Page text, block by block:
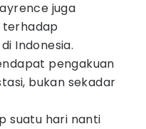
juga
terhadap
Indonesia.
pengakuan
bukan sekadar
suatu hari nanti